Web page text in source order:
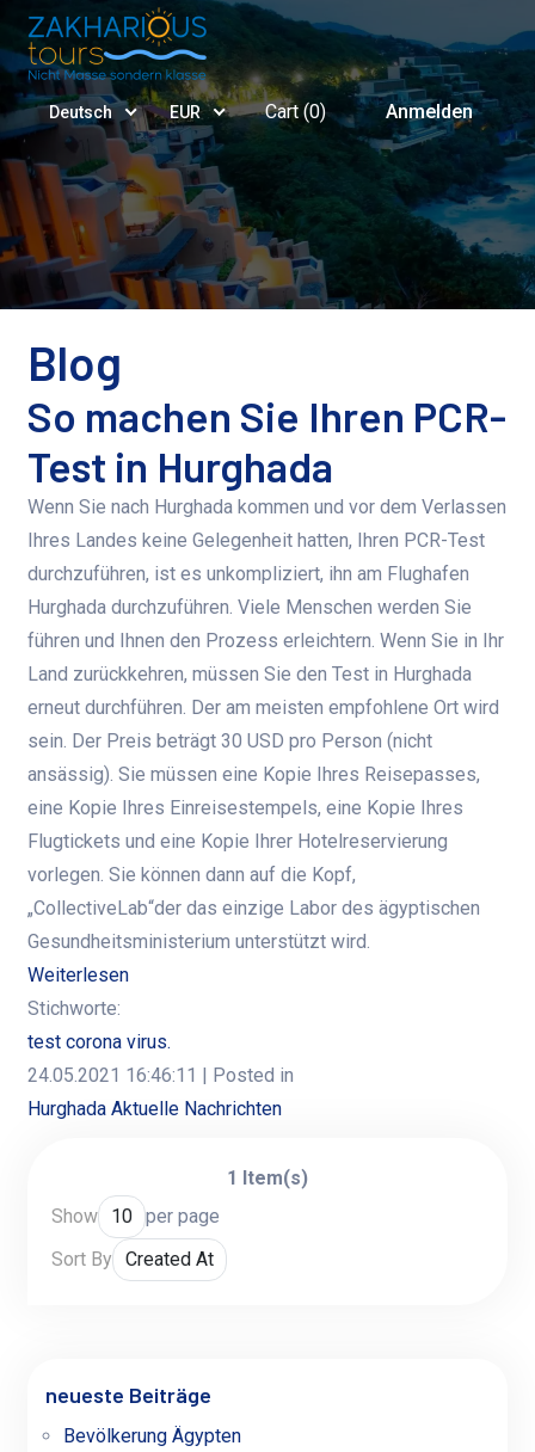
Deutsch EUR Cart (0) Anmelden
Blog
So machen Sie Ihren PCR-
Test in Hurghada
Wenn Sie nach Hurghada kommen und vor dem Verlassen
Ihres Landes keine Gelegenheit hatten, Ihren PCR-Test
durchzuführen, ist es unkompliziert, ihn am Flughafen
Hurghada durchzuführen. Viele Menschen werden Sie
führen und Ihnen den Prozess erleichtern. Wenn Sie in Ihr
Land zurückkehren, müssen Sie den Test in Hurghada
erneut durchführen. Der am meisten empfohlene Ort wird
sein. Der Preis beträgt 30 USD pro Person (nicht
ansässig). Sie müssen eine Kopie Ihres Reisepasses,
eine Kopie Ihres Einreisestempels, eine Kopie Ihres
Flugtickets und eine Kopie Ihrer Hotelreservierung
vorlegen. Sie können dann auf die Kopf,
„CollectiveLab“der das einzige Labor des ägyptischen
Gesundheitsministerium unterstützt wird.
Weiterlesen
Stichworte:
test corona virus.
24.05.2021 16:46:11 | Posted in
Hurghada Aktuelle Nachrichten
1 Item(s)
Show
per page
Sort By
neueste Beiträge
Bevölkerung Ägypten